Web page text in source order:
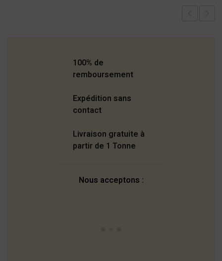
100% de
remboursement
Expédition sans
contact
Livraison gratuite à
partir de 1 Tonne
Nous acceptons :